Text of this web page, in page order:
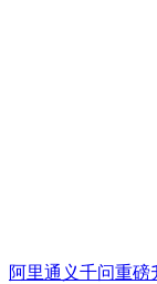
阿里通义千问重